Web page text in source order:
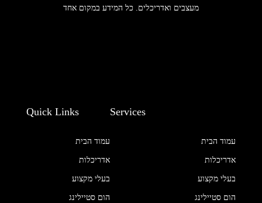
מעצבים ואדריכלים. כל המידע במקום אחד
Services
עמוד הבית
אדריכלות
בעלי מקצוע
הום סטיילינג
Quick Links
עמוד הבית
אדריכלות
בעלי מקצוע
הום סטיילינג